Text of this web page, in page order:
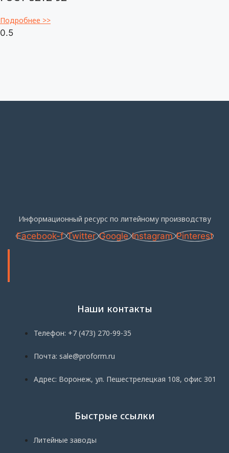
Подробнее >>
Информационный ресурс по литейному производству
Facebook-f Twitter Google Instagram Pinterest
Наши контакты
Телефон: +7 (473) 270-99-35
Почта: sale@proform.ru
Адрес: Воронеж, ул. Пешестрелецкая 108, офис 301
Быстрые ссылки
Литейные заводы